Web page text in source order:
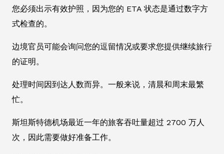
您必须出示有效护照，因为您的 ETA 状态是通过数字方
式检查的。
边境官员可能会询问您的逗留情况或要求您提供继续旅行
的证明。
处理时间因到达人数而异。一般来说，清晨和周末最繁
忙。
斯坦斯特德机场最近一年的旅客吞吐量超过 2700 万人
次，因此需要做好准备工作。